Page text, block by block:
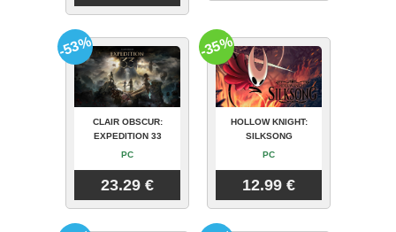
CLAIR OBSCUR:
EXPEDITION 33
PC
23.29 €
-53%
HOLLOW KNIGHT:
SILKSONG
PC
12.99 €
-35%